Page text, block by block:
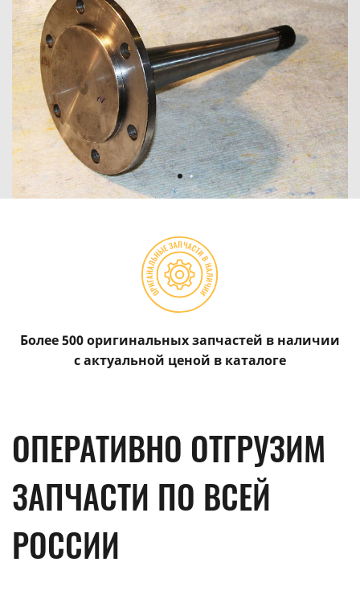
Более 500 оригинальных запчастей в наличии
с актуальной ценой в каталоге
ОПЕРАТИВНО ОТГРУЗИМ
ЗАПЧАСТИ ПО ВСЕЙ
РОССИИ